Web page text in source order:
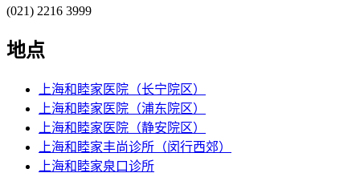
(021) 2216 3999
地点
上海和睦家医院（长宁院区）
上海和睦家医院（浦东院区）
上海和睦家医院（静安院区）
上海和睦家丰尚诊所（闵行西郊）
上海和睦家泉口诊所